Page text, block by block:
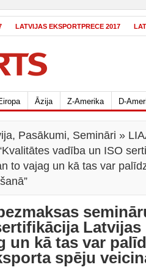
LATVIJAS EKSPORTPRECE 2017
Āzija Z-Amerika D-
, Pasākumi, Semināri »
vadība un ISO
to vajag un kā tas var
Latvijas
un kā tas var
spēju